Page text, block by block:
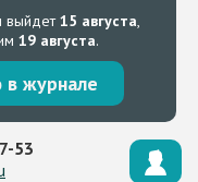
выйдет15 августа,
19 августа.
в журнале
53